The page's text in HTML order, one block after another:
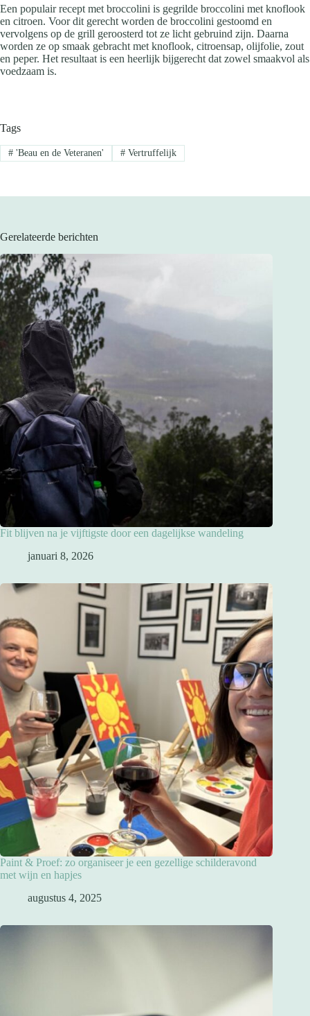
Een populair recept met broccolini is gegrilde broccolini met knoflook
en citroen. Voor dit gerecht worden de broccolini gestoomd en
vervolgens op de grill geroosterd tot ze licht gebruind zijn. Daarna
worden ze op smaak gebracht met knoflook, citroensap, olijfolie, zout
en peper. Het resultaat is een heerlijk bijgerecht dat zowel smaakvol als
voedzaam is.
Tags
#'Beau en de Veteranen' #Vertruffelijk
Gerelateerde berichten
Fit blijven na je vijftigste door een dagelijkse wandeling
januari 8, 2026
Paint & Proef: zo organiseer je een gezellige schilderavond
met wijn en hapjes
augustus 4, 2025